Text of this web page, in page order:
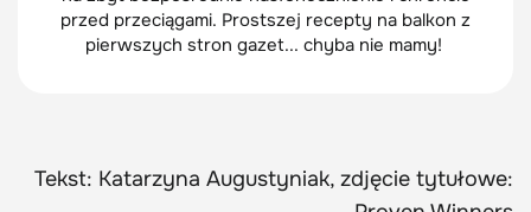
przed przeciągami. Prostszej recepty na balkon z
pierwszych stron gazet... chyba nie mamy!
Tekst: Katarzyna Augustyniak, zdjęcie tytułowe: